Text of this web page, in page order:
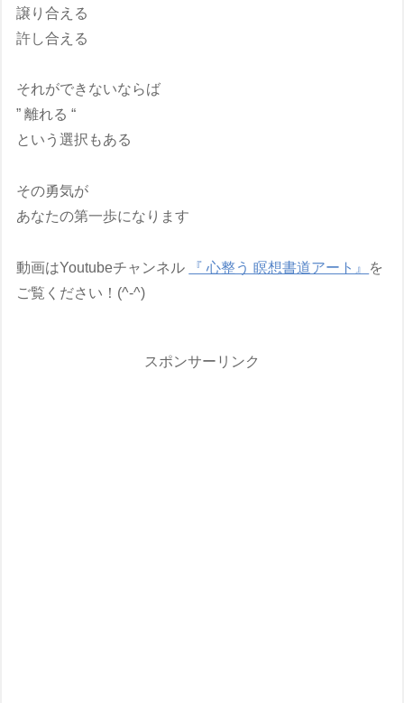
譲り合える
許し合える
それができないならば
” 離れる “
という選択もある
その勇気が
あなたの第一歩になります
動画はYoutubeチャンネル 『 心整う 瞑想書道アート』
を
ご覧ください！(^-^)
スポンサーリンク